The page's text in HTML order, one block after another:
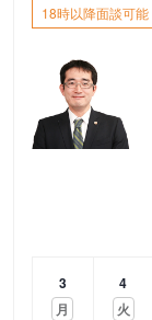
18時以降面談可能
3
月
4
火